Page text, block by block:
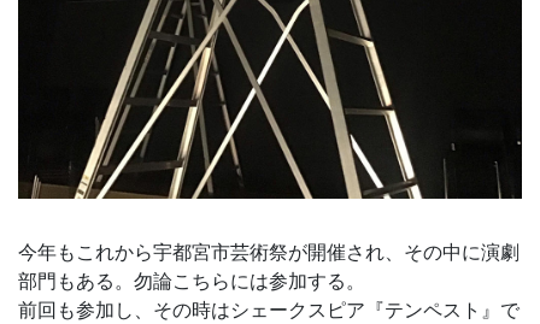
今年もこれから宇都宮市芸術祭が開催され、その中に演劇
部門もある。勿論こちらには参加する。
前回も参加し、その時はシェークスピア『テンペスト』で